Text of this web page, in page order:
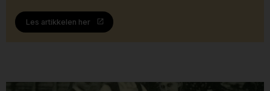
Les artikkelen her